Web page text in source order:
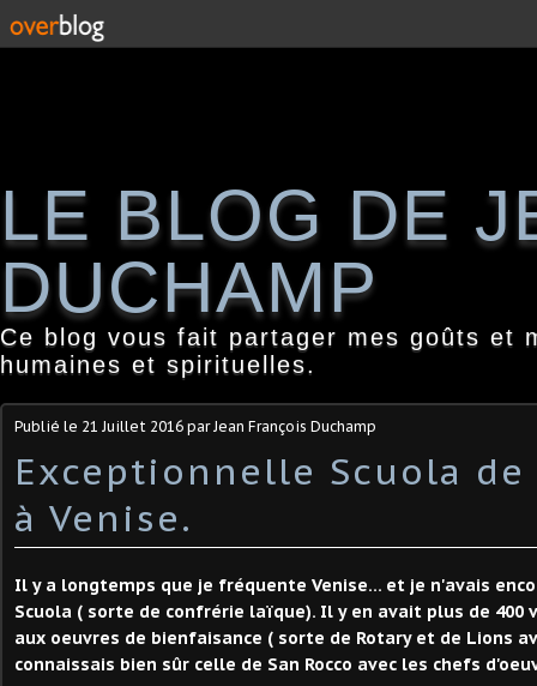
LE BLOG DE
DUCHAMP
Ce blog vous fait partager mes goûts et
humaines et spirituelles.
Publié le 21 Juillet 2016 par Jean François Duchamp
Exceptionnelle Scuola de
à Venise.
Il y a longtemps que je fréquente Venise... et je n'avais
Scuola ( sorte de confrérie laïque). Il y en avait plus de 400
aux oeuvres de bienfaisance ( sorte de Rotary et de Lions
connaissais bien sûr celle de San Rocco avec les chefs